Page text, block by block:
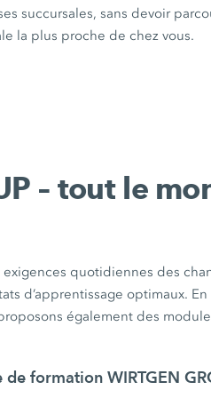
succursales, sans devoir
la plus proche de chez vous.
– tout le
quotidiennes des
d’apprentissage optimaux.
également des
formation WIRTGEN